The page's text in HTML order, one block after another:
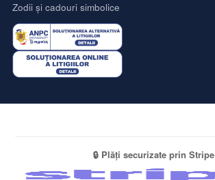
Zodii și cadouri simbolice
🔒 Plăți securizate prin Stripe